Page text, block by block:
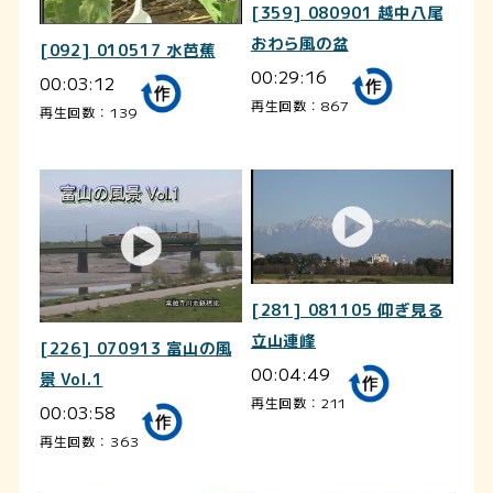
[092] 010517 水芭蕉
00:03:12
再生回数：139
[359] 080901 越中八尾
おわら風の盆
00:29:16
再生回数：867
[226] 070913 富山の風
景 Vol.1
00:03:58
再生回数：363
[281] 081105 仰ぎ見る
立山連峰
00:04:49
再生回数：211